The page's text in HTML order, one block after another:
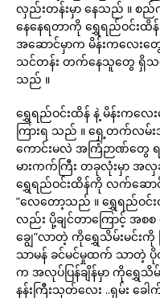
လှည်းတန်းမှာ နေသည် ။ စည်
နေနေရတာကို ရွှေရည်ဝင်း
အဆောင်မှာက မိန်းကလေးတွေ
သင်တန်း တက်နေသူတွေ ရှိ
သည် ။
ရွှေရည်ဝင်းထိန် နဲ့ မိန်းကလေ
ကြားရ သည် ။ ရှေ့တက်လ
ကောင်းမလဲ အကြံဉာဏ်တွေ
မားကက်ကြီး တခုလုံးမှာ အ
ရွှေရည်ဝင်းထိန်ကို လက်ဆောင်လ
”လေတော့သည် ။ ရွှေရည်ဝ
လည်း ပို့ချင်တာကြောင့် အစ
ချွေ”လာတဲ့ ကိုရွှေသိမ်းမင်း
သာမန် ခင်မင်မှုထက် သာတဲ့ ပို
က အလုပ်ပြန်ချိန်မှာ ကိုရွှေသိ
နန်းကြီးသုတ်လေး ..ရှမ်း ခေ